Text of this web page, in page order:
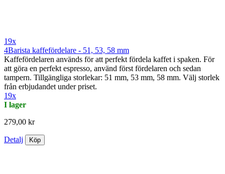
19x
4Barista kaffefördelare - 51, 53, 58 mm
Kaffefördelaren används för att perfekt fördela kaffet i spaken. För
att göra en perfekt espresso, använd först fördelaren och sedan
tampern. Tillgängliga storlekar: 51 mm, 53 mm, 58 mm. Välj storlek
från erbjudandet under priset.
19x
I lager
279,00 kr
Detalj Köp